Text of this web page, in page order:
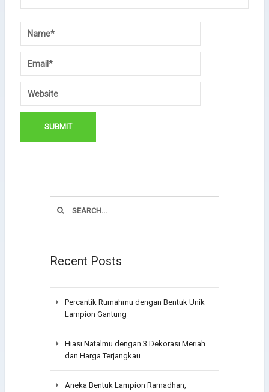
Recent Posts
Percantik Rumahmu dengan Bentuk Unik
Lampion Gantung
Hiasi Natalmu dengan 3 Dekorasi Meriah
dan Harga Terjangkau
Aneka Bentuk Lampion Ramadhan,